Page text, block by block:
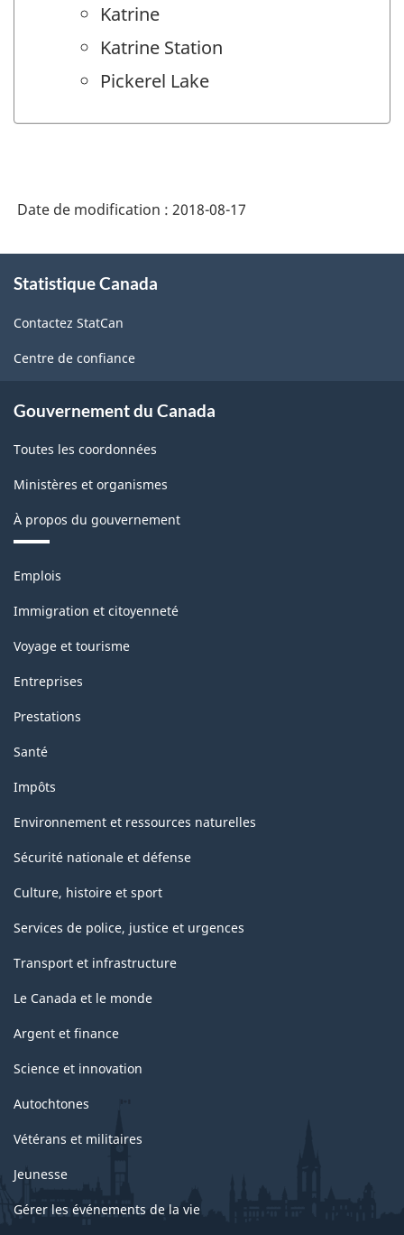
Katrine
Katrine Station
Pickerel Lake
Date de modification : 2018-08-17
propos
ce
site
Statistique Canada
Contactez StatCan
Centre de confiance
Gouvernement du Canada
Toutes les coordonnées
Ministères et organismes
À propos du gouvernement
Thèmes
sujets
Emplois
Immigration et citoyenneté
Voyage et tourisme
Entreprises
Prestations
Santé
Impôts
Environnement et ressources naturelles
Sécurité nationale et défense
Culture, histoire et sport
Services de police, justice et urgences
Transport et infrastructure
Le Canada et le monde
Argent et finance
Science et innovation
Autochtones
Vétérans et militaires
Jeunesse
Gérer les événements de la vie